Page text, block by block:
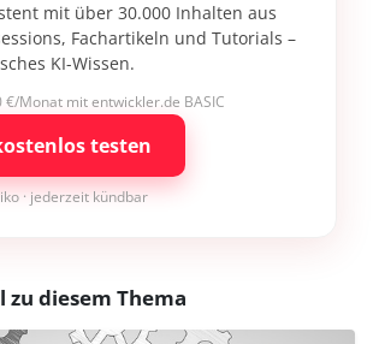
mit über 30.000 Inhalten aus
Fachartikeln und Tutorials –
KI-Wissen.
€/Monat mit entwickler.de BASIC
testen
· jederzeit kündbar
diesem Thema